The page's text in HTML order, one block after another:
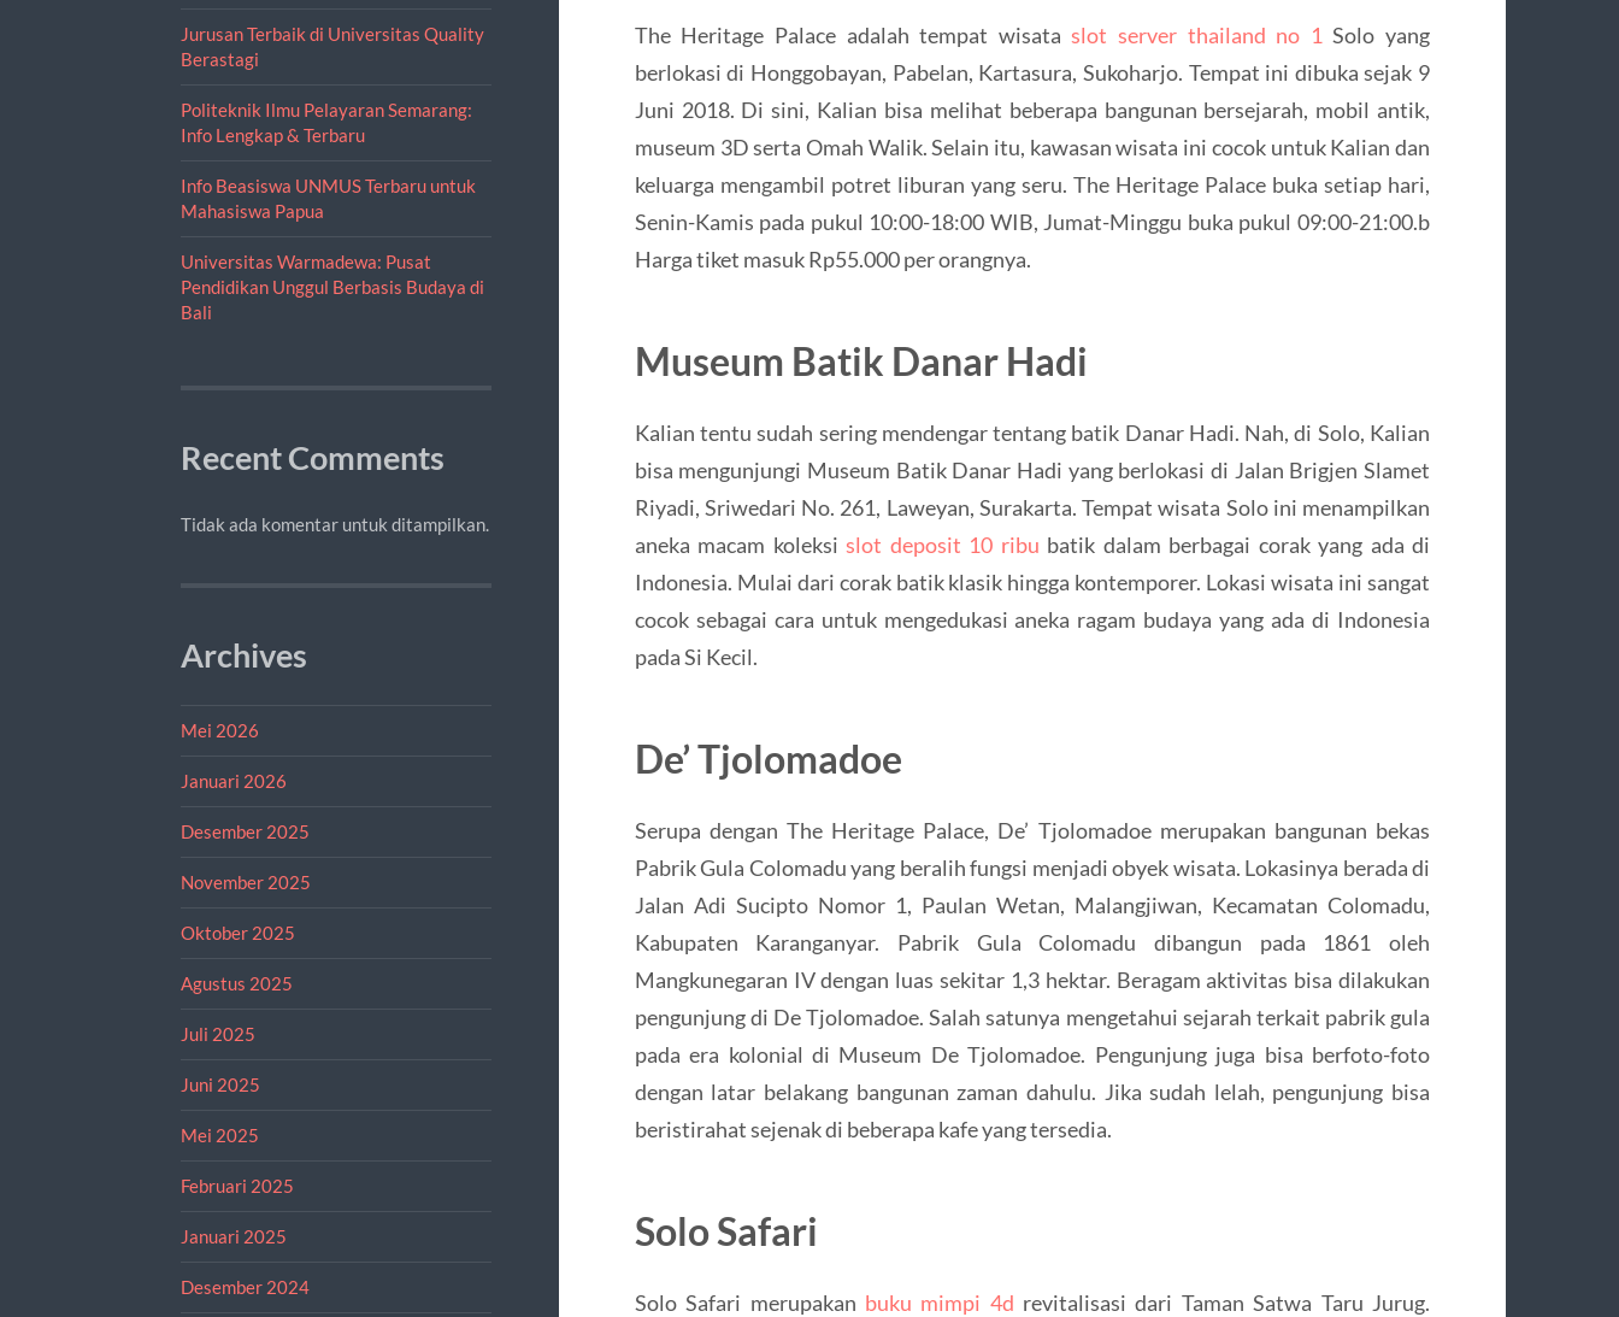
Jurusan Terbaik di Universitas Quality
Berastagi
Politeknik Ilmu Pelayaran Semarang:
Info Lengkap & Terbaru
Info Beasiswa UNMUS Terbaru untuk
Mahasiswa Papua
Universitas Warmadewa: Pusat
Pendidikan Unggul Berbasis Budaya di
Bali
Recent Comments
Tidak ada komentar untuk ditampilkan.
Archives
Mei 2026
Januari 2026
Desember 2025
November 2025
Oktober 2025
Agustus 2025
Juli 2025
Juni 2025
Mei 2025
Februari 2025
Januari 2025
Desember 2024
The Heritage Palace adalah tempat wisataslot server thailand no 1 Solo yang
berlokasi di Honggobayan, Pabelan, Kartasura, Sukoharjo. Tempat ini dibuka sejak 9
Juni 2018. Di sini, Kalian bisa melihat beberapa bangunan bersejarah, mobil antik,
museum 3D serta Omah Walik. Selain itu, kawasan wisata ini cocok untuk Kalian dan
keluarga mengambil potret liburan yang seru. The Heritage Palace buka setiap hari,
Senin-Kamis pada pukul 10:00-18:00 WIB, Jumat-Minggu buka pukul 09:00-21:00.b
Harga tiket masuk Rp55.000 per orangnya.
Museum Batik Danar Hadi
Kalian tentu sudah sering mendengar tentang batik Danar Hadi. Nah, di Solo, Kalian
bisa mengunjungi Museum Batik Danar Hadi yang berlokasi di Jalan Brigjen Slamet
Riyadi, Sriwedari No. 261, Laweyan, Surakarta. Tempat wisata Solo ini menampilkan
aneka macam koleksislot deposit 10 ribu batik dalam berbagai corak yang ada di
Indonesia. Mulai dari corak batik klasik hingga kontemporer. Lokasi wisata ini sangat
cocok sebagai cara untuk mengedukasi aneka ragam budaya yang ada di Indonesia
pada Si Kecil.
De’ Tjolomadoe
Serupa dengan The Heritage Palace, De’ Tjolomadoe merupakan bangunan bekas
Pabrik Gula Colomadu yang beralih fungsi menjadi obyek wisata. Lokasinya berada di
Jalan Adi Sucipto Nomor 1, Paulan Wetan, Malangjiwan, Kecamatan Colomadu,
Kabupaten Karanganyar. Pabrik Gula Colomadu dibangun pada 1861 oleh
Mangkunegaran IV dengan luas sekitar 1,3 hektar. Beragam aktivitas bisa dilakukan
pengunjung di De Tjolomadoe. Salah satunya mengetahui sejarah terkait pabrik gula
pada era kolonial di Museum De Tjolomadoe. Pengunjung juga bisa berfoto-foto
dengan latar belakang bangunan zaman dahulu. Jika sudah lelah, pengunjung bisa
beristirahat sejenak di beberapa kafe yang tersedia.
Solo Safari
Solo Safari merupakan buku mimpi 4d revitalisasi dari Taman Satwa Taru Jurug.